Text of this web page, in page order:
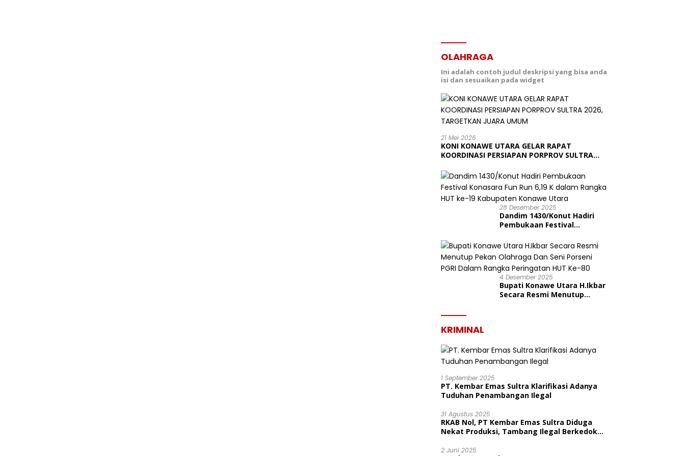
OLAHRAGA
Ini adalah contoh judul deskripsi yang bisa anda
isi dan sesuaikan pada widget
21 Mei 2026
KONI KONAWE UTARA GELAR RAPAT
KOORDINASI PERSIAPAN PORPROV SULTRA
28 Desember 2025
Dandim 1430/Konut Hadiri
Pembukaan Festival
dalam Rangka HUT ke-19
Kabupaten Konawe Utara
4 Desember 2025
Bupati Konawe Utara H.Ikbar
Secara Resmi Menutup
KRIMINAL
1 September 2025
PT. Kembar Emas Sultra Klarifikasi Adanya
Tuduhan Penambangan Ilegal
31 Agustus 2025
RKAB Nol, PT Kembar Emas Sultra Diduga
Nekat Produksi, Tambang Ilegal Berkedok
2 Juni 2025